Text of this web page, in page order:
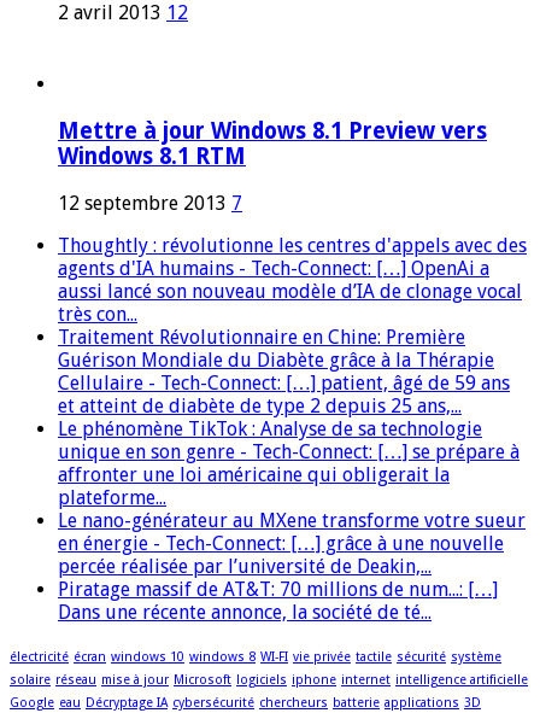
2 avril 2013 12
Mettre à jour Windows 8.1 Preview vers
Windows 8.1 RTM
12 septembre 2013 7
Thoughtly : révolutionne les centres d'appels avec des
agents d'IA humains - Tech-Connect: […] OpenAi a
aussi lancé son nouveau modèle d’IA de clonage vocal
très con...
Traitement Révolutionnaire en Chine: Première
Guérison Mondiale du Diabète grâce à la Thérapie
Cellulaire - Tech-Connect: […] patient, âgé de 59 ans
et atteint de diabète de type 2 depuis 25 ans,...
Le phénomène TikTok : Analyse de sa technologie
unique en son genre - Tech-Connect: […] se prépare à
affronter une loi américaine qui obligerait la
plateforme...
Le nano-générateur au MXene transforme votre sueur
en énergie - Tech-Connect: […] grâce à une nouvelle
percée réalisée par l’université de Deakin,...
Piratage massif de AT&T: 70 millions de num...: […]
Dans une récente annonce, la société de té...
électricité écran windows 10 windows 8 WI-FI vie privée tactile sécurité système
solaire réseau mise à jour Microsoft logiciels iphone internet intelligence artificielle
Google eau Décryptage IA cybersécurité chercheurs batterie applications 3D